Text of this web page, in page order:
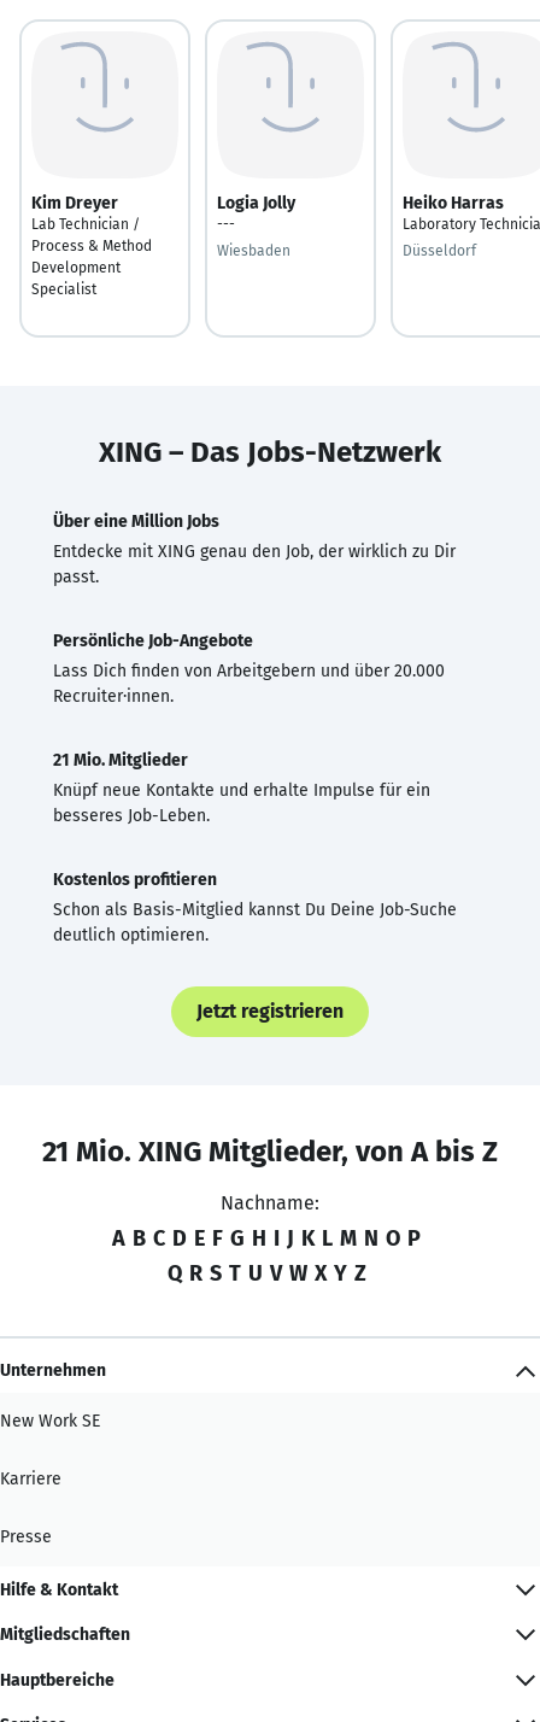
Kim Dreyer
Lab Technician /
Process & Method
Development
Specialist
Logia Jolly
---
Wiesbaden
Heiko Harras
Laboratory
Düsseldorf
XING – Das Jobs-Netzwerk
Über eine Million Jobs
Entdecke mit XING genau den Job, der wirklich zu Dir
passt.
Persönliche Job-Angebote
Lass Dich finden von Arbeitgebern und über 20.000
Recruiter·innen.
21 Mio. Mitglieder
Knüpf neue Kontakte und erhalte Impulse für ein
besseres Job-Leben.
Kostenlos profitieren
Schon als Basis-Mitglied kannst Du Deine Job-Suche
deutlich optimieren.
Jetzt registrieren
21 Mio. XING Mitglieder, von A bis Z
Nachname:
A B C D E F G H I J K L M N O P
Q R S T U V W X Y Z
Unternehmen
New Work SE
Karriere
Presse
Hilfe & Kontakt
Mitgliedschaften
Hauptbereiche